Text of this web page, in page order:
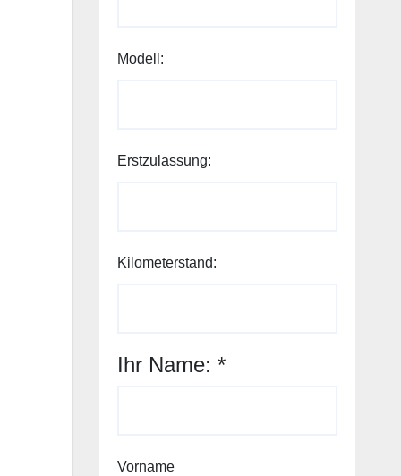
Telefonnummer:
Modell:
Erstzulassung:
Kilometerstand:
Ihr Name: *
Vorname